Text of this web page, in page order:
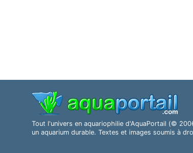
Tout l'univers en aquariophilie d'AquaPortail (©
un aquarium durable. Textes et images soumis à